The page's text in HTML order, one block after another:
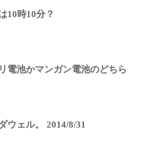
10時10分？
電池かマンガン電池のどちら
ウェル。 2014/8/31